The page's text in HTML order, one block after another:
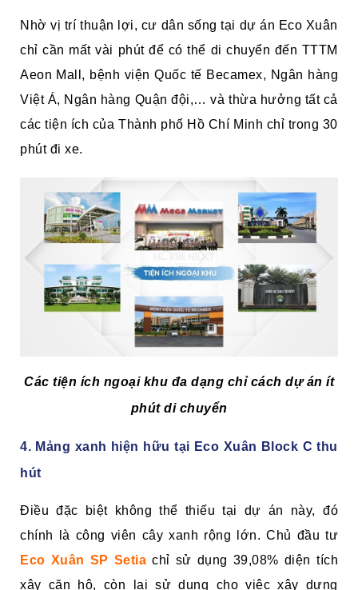
Nhờ vị trí thuận lợi, cư dân sống tại dự án Eco Xuân
chỉ cần mất vài phút để có thể di chuyển đến TTTM
Aeon Mall, bệnh viện Quốc tế Becamex, Ngân hàng
Việt Á, Ngân hàng Quận đội,… và thừa hưởng tất cả
các tiện ích của Thành phố Hồ Chí Minh chỉ trong 30
phút đi xe.
Các tiện ích ngoại khu đa dạng chỉ cách dự án ít
phút di chuyển
4. Mảng xanh hiện hữu tại Eco Xuân Block C thu
hút
Điều đặc biệt không thể thiếu tại dự án này, đó
chính là công viên cây xanh rộng lớn. Chủ đầu tư
Eco Xuân SP Setia chỉ sử dụng 39,08% diện tích
xây căn hộ, còn lại sử dụng cho việc xây dựng